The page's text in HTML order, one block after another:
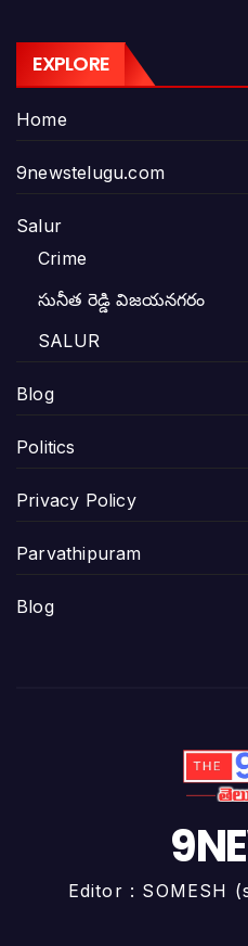
EXPLORE
Home
9newstelugu.com
Salur
Crime
సునీత రెడ్డి విజయనగరం
SALUR
Blog
Politics
Privacy Policy
Parvathipuram
Blog
Editor : SOMESH